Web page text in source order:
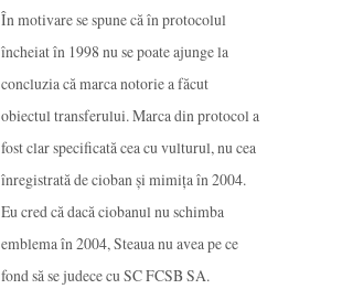
În motivare se spune că în protocolul
încheiat în 1998 nu se poate ajunge la
concluzia că marca notorie a făcut
obiectul transferului. Marca din protocol a
fost clar specificată cea cu vulturul, nu cea
înregistrată de cioban și mimița în 2004.
Eu cred că dacă ciobanul nu schimba
emblema în 2004, Steaua nu avea pe ce
fond să se judece cu SC FCSB SA.